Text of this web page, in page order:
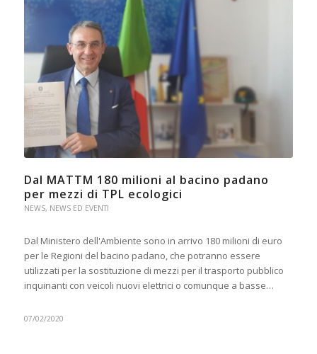
Dal MATTM 180 milioni al bacino padano
per mezzi di TPL ecologici
NEWS, NEWS ED EVENTI
Dal Ministero dell'Ambiente sono in arrivo 180 milioni di euro
per le Regioni del bacino padano, che potranno essere
utilizzati per la sostituzione di mezzi per il trasporto pubblico
inquinanti con veicoli nuovi elettrici o comunque a basse…
07/02/2020